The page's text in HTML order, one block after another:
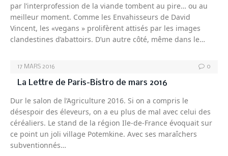
par l’interprofession de la viande tombent au pire… ou au
meilleur moment. Comme les Envahisseurs de David
Vincent, les «vegans » prolifèrent attisés par les images
clandestines d’abattoirs. D’un autre côté, même dans le…
17 MARS 2016 0
La Lettre de Paris-Bistro de mars 2016
Dur le salon de l’Agriculture 2016. Si on a compris le
désespoir des éleveurs, on a eu plus de mal avec celui des
céréaliers. Le stand de la région Ile-de-France évoquait sur
ce point un joli village Potemkine. Avec ses maraîchers
subventionnés…